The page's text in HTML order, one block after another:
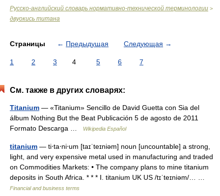
Русско-английский словарь нормативно-технической терминологии >
двуокись титана
Страницы ← Предыдущая Следующая →
1 2 3 4 5 6 7
См. также в других словарях:
Titanium — «Titanium» Sencillo de David Guetta con Sia del
álbum Nothing But the Beat Publicación 5 de agosto de 2011
Formato Descarga …
Wikipedia Español
titanium — ti‧ta‧ni‧um [taɪˈteɪniəm] noun [uncountable] a strong,
light, and very expensive metal used in manufacturing and traded
on Commodities Markets: • The company plans to mine titanium
deposits in South Africa. * * * Ⅰ. titanium UK US /tɪˈteɪniəm/… …
Financial and business terms